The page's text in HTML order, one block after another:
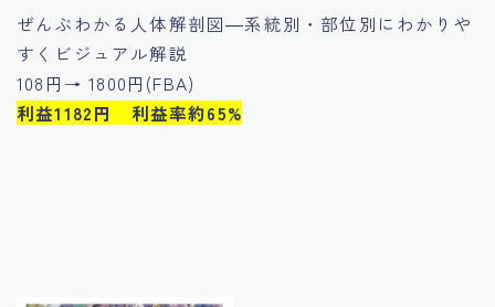
ぜんぶわかる人体解剖図―系統別・部位別にわかりや
すくビジュアル解説
108円→ 1800円(FBA)
利益1182円 利益率約65%